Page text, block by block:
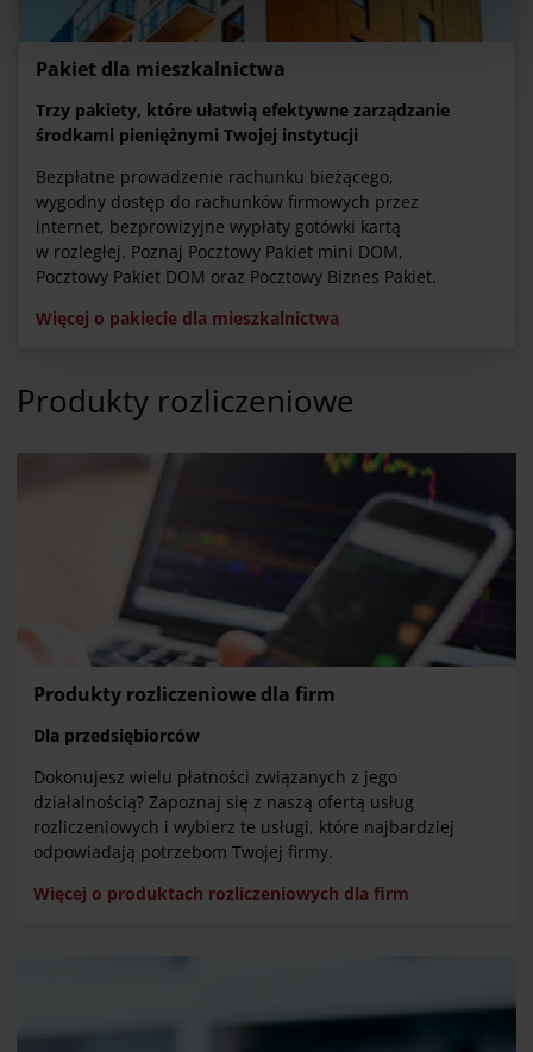
W dowolnej chwili możesz wycofać swoją zgodę w
Deklaracji dot. plików cookie. Informacje o
przetwarzaniu danych osobowych, w tym o
znajdziesz podlinkiem.
Pakiet dla mieszkalnictwa
Trzy pakiety, które ułatwią efektywne zarządzanie
środkami pieniężnymi Twojej instytucji
Bezpłatne prowadzenie rachunku bieżącego,
wygodny dostęp do rachunków firmowych przez
internet, bezprowizyjne wypłaty gotówki kartą
w rozległej. Poznaj Pocztowy Pakiet mini DOM,
Pocztowy Pakiet DOM oraz Pocztowy Biznes Pakiet.
Więcej o pakiecie dla mieszkalnictwa
Produkty rozliczeniowe
Produkty rozliczeniowe dla firm
Dla przedsiębiorców
Dokonujesz wielu płatności związanych z jego
działalnością? Zapoznaj się z naszą ofertą usług
rozliczeniowych i wybierz te usługi, które najbardziej
odpowiadają potrzebom Twojej firmy.
Więcej o produktach rozliczeniowych dla firm